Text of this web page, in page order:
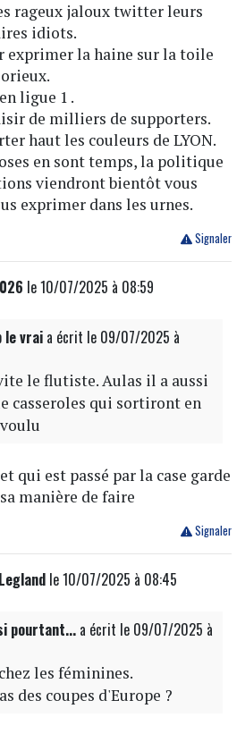
rageux jaloux twitter leurs
idiots.
exprimer la haine sur la toile
ligue 1 .
de milliers de supporters.
haut les couleurs de LYON.
en sont temps, la politique
viendront bientôt vous
exprimer dans les urnes.
Signaler
le 10/07/2025 à 08:59
le vraia écrit le 09/07/2025 à
le flutiste. Aulas il a aussi
casseroles qui sortiront en
qui est passé par la case garde
manière de faire
Signaler
le 10/07/2025 à 08:45
pourtant...a écrit le 09/07/2025 à
les féminines.
des coupes d'Europe ?